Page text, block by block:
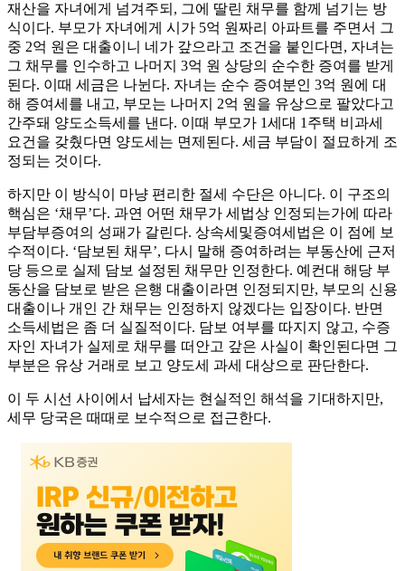
재산을 자녀에게 넘겨주되, 그에 딸린 채무를 함께 넘기는 방
식이다. 부모가 자녀에게 시가 5억 원짜리 아파트를 주면서 그
중 2억 원은 대출이니 네가 갚으라고 조건을 붙인다면, 자녀는
그 채무를 인수하고 나머지 3억 원 상당의 순수한 증여를 받게
된다. 이때 세금은 나뉜다. 자녀는 순수 증여분인 3억 원에 대
해 증여세를 내고, 부모는 나머지 2억 원을 유상으로 팔았다고
간주돼 양도소득세를 낸다. 이때 부모가 1세대 1주택 비과세
요건을 갖췄다면 양도세는 면제된다. 세금 부담이 절묘하게 조
정되는 것이다.
하지만 이 방식이 마냥 편리한 절세 수단은 아니다. 이 구조의
핵심은 ‘채무’다. 과연 어떤 채무가 세법상 인정되는가에 따라
부담부증여의 성패가 갈린다. 상속세및증여세법은 이 점에 보
수적이다. ‘담보된 채무’, 다시 말해 증여하려는 부동산에 근저
당 등으로 실제 담보 설정된 채무만 인정한다. 예컨대 해당 부
동산을 담보로 받은 은행 대출이라면 인정되지만, 부모의 신용
대출이나 개인 간 채무는 인정하지 않겠다는 입장이다. 반면
소득세법은 좀 더 실질적이다. 담보 여부를 따지지 않고, 수증
자인 자녀가 실제로 채무를 떠안고 갚은 사실이 확인된다면 그
부분은 유상 거래로 보고 양도세 과세 대상으로 판단한다.
이 두 시선 사이에서 납세자는 현실적인 해석을 기대하지만,
세무 당국은 때때로 보수적으로 접근한다.